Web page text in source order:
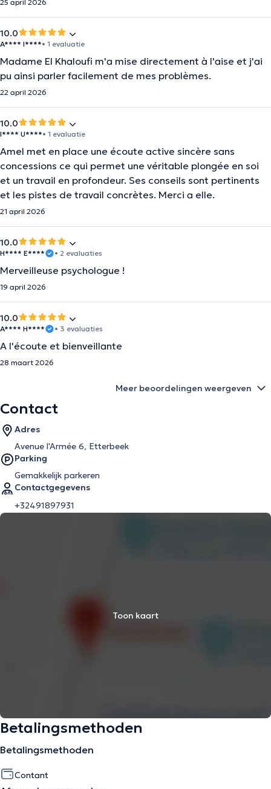
25 april 2026
10.0
A**** I****• 1 evaluatie
Madame El Khaloufi m'a mise directement à l'aise et j'ai
pu ainsi parler facilement de mes problèmes.
22 april 2026
10.0
I**** U****• 1 evaluatie
Amel met en place une écoute active sincère sans
concessions ce qui permet une véritable plongée en soi
et un travail en profondeur. Ses conseils sont pertinents
et les pistes de travail concrètes. Merci a elle.
21 april 2026
10.0
H**** E**** • 2 evaluaties
Merveilleuse psychologue !
19 april 2026
10.0
A**** H**** • 3 evaluaties
A l'écoute et bienveillante
28 maart 2026
Meer beoordelingen weergeven
Contact
Adres
Avenue l'Armée 6, Etterbeek
Parking
Gemakkelijk parkeren
Contactgegevens
+32491897931
Toon kaart
Betalingsmethoden
Betalingsmethoden
Contant